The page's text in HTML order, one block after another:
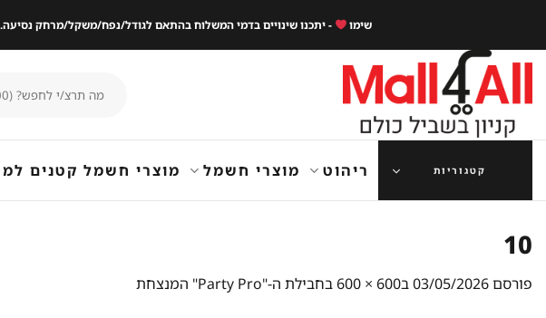
content
שימו - יתכנו שינויים בדמי המשלוח בהתאם לגודל/נפח/משקל/מרחק
עבור:
קטגוריות ריהוט מוצרי חשמל מוצרי חשמל קטנים
10
פורסם03/05/2026ב600 × 600 בחבילת ה-"Party Pro" המנצחת